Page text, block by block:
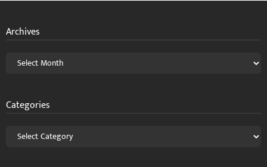
Archives
Categories